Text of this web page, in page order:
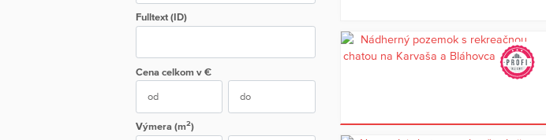
Fulltext (ID)
Cena celkom v €
Výmera (m2)